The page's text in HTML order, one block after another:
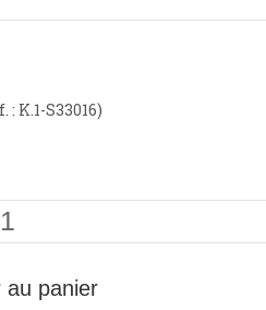
: K.1-S33016)
au panier